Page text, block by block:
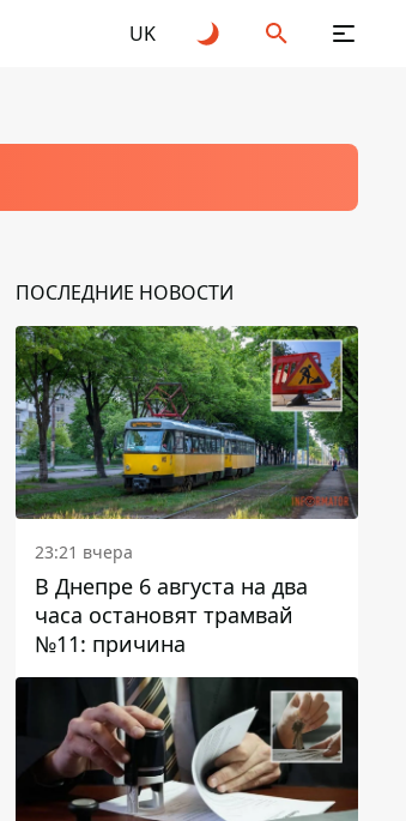
UK
ПОСЛЕДНИЕ НОВОСТИ
23:21 вчера
В Днепре 6 августа на два
часа остановят трамвай
№11: причина